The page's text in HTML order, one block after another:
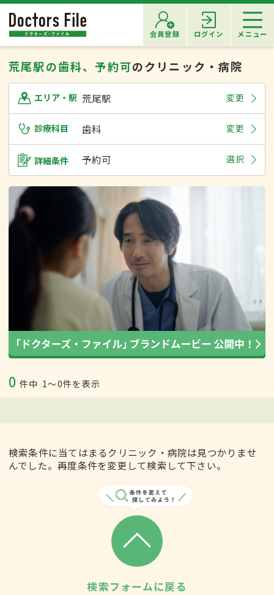
会員登録 ログイン メニュー
荒尾駅の歯科、予約可のクリニック・病院
エリア・駅 荒尾駅 変更
診療科目 歯科 変更
詳細条件 予約可 選択
0 件中 1〜0件を表示
検索条件に当てはまるクリニック・病院は見つかりませ
んでした。再度条件を変更して検索して下さい。
検索フォームに戻る